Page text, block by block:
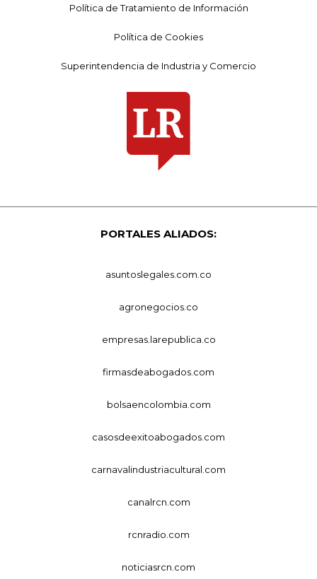
Política de Tratamiento de Información
Política de Cookies
Superintendencia de Industria y Comercio
PORTALES ALIADOS:
asuntoslegales.com.co
agronegocios.co
empresas.larepublica.co
firmasdeabogados.com
bolsaencolombia.com
casosdeexitoabogados.com
carnavalindustriacultural.com
canalrcn.com
rcnradio.com
noticiasrcn.com